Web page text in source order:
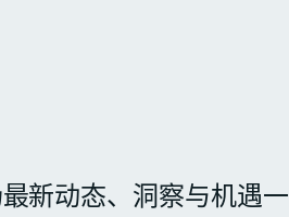
新动态、洞察与机遇一